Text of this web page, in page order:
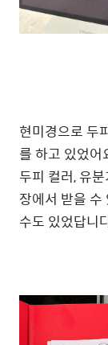
현미경으로 두
를 하고 있었
두피 컬러, 유
장에서 받을
수도 있었답니